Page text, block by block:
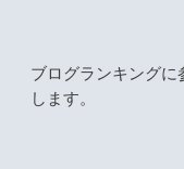
ブログランキングに
します。